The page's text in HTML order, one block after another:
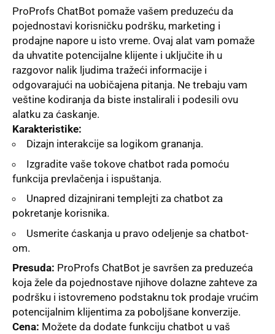
ProProfs ChatBot pomaže vašem preduzeću da
pojednostavi korisničku podršku, marketing i
prodajne napore u isto vreme. Ovaj alat vam pomaže
da uhvatite potencijalne klijente i uklјučite ih u
razgovor nalik lјudima tražeći informacije i
odgovarajući na uobičajena pitanja. Ne trebaju vam
veštine kodiranja da biste instalirali i podesili ovu
alatku za ćaskanje.
Karakteristike:
Dizajn interakcije sa logikom grananja.
Izgradite vaše tokove chatbot rada pomoću
funkcija prevlačenja i ispuštanja.
Unapred dizajnirani templejti za chatbot za
pokretanje korisnika.
Usmerite ćaskanja u pravo odelјenje sa chatbot-
om.
Presuda: ProProfs ChatBot je savršen za preduzeća
koja žele da pojednostave njihove dolazne zahteve za
podršku i istovremeno podstaknu tok prodaje vrućim
potencijalnim klijentima za pobolјšane konverzije.
Cena: Možete da dodate funkciju chatbot u vaš